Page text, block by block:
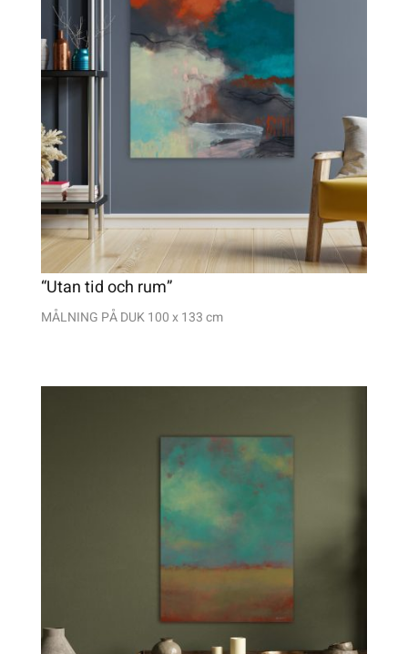
“Utan tid och rum”
MÅLNING PÅ DUK 100 x 133 cm